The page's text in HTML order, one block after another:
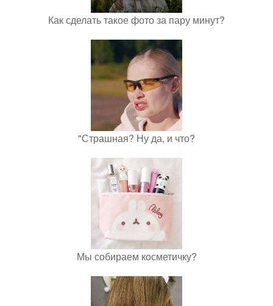
Как сделать такое фото за пару минут?
"Страшная? Ну да, и что?
Мы собираем косметичку?